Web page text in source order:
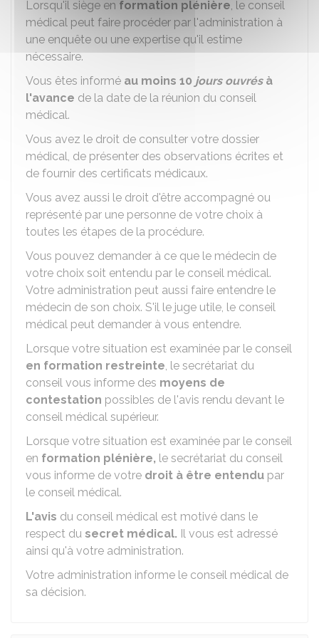
Lorsqu'il siège en formation plénière, le conseil
médical peut faire procéder par l'administration à
une enquête ou une expertise qu'il estime
nécessaire.
Vous êtes informé au moins 10 jours ouvrésà
l'avance de la date de la réunion du conseil
médical.
Vous avez le droit de consulter votre dossier
médical, de présenter des observations écrites et
de fournir des certificats médicaux.
Vous avez aussi le droit d'être accompagné ou
représenté par une personne de votre choix à
toutes les étapes de la procédure.
Vous pouvez demander à ce que le médecin de
votre choix soit entendu par le conseil médical.
Votre administration peut aussi faire entendre le
médecin de son choix. S'il le juge utile, le conseil
médical peut demander à vous entendre.
Lorsque votre situation est examinée par le conseil
en formation restreinte, le secrétariat du
conseil vous informe des moyens de
contestation possibles de l'avis rendu devant le
conseil médical supérieur.
Lorsque votre situation est examinée par le conseil
en formation plénière, le secrétariat du conseil
vous informe de votre droit à être entendu par
le conseil médical.
L'avis du conseil médical est motivé dans le
respect du secret médical. Il vous est adressé
ainsi qu'à votre administration.
Votre administration informe le conseil médical de
sa décision.